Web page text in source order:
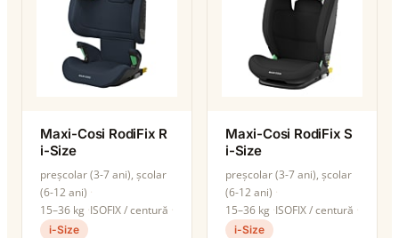
Maxi-Cosi RodiFix R
i-Size
preșcolar (3-7 ani), școlar
(6-12 ani)
15–36 kg ISOFIX / centură
i-Size
Maxi-Cosi RodiFix S
i-Size
preșcolar (3-7 ani), școlar
(6-12 ani)
15–36 kg ISOFIX / centură
i-Size